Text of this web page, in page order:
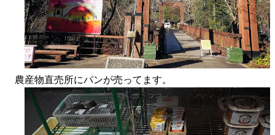
農産物直売所にパンが売ってます。